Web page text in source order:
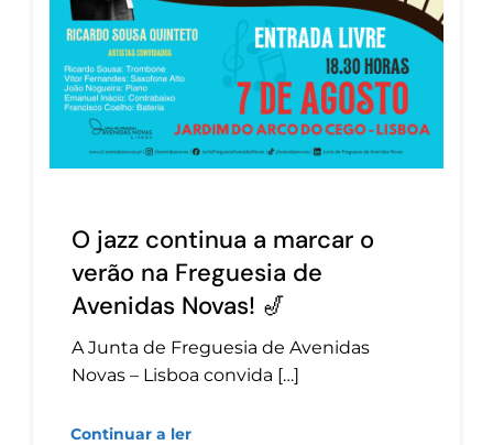
O jazz continua a marcar o
verão na Freguesia de
Avenidas Novas! 🎷
A Junta de Freguesia de Avenidas
Novas – Lisboa convida […]
Continuar a ler